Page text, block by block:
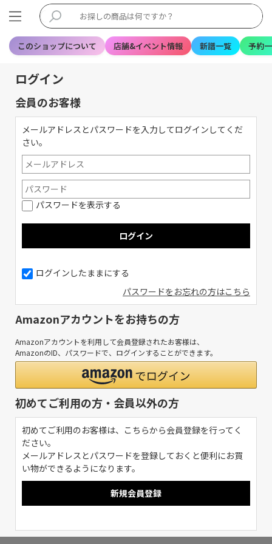
このショップについて 店舗&イベント情報 新譜一覧 予約
ログイン
会員のお客様
メールアドレスとパスワードを入力してログインしてくだ
さい。
パスワードを表示する
ログインしたままにする
パスワードをお忘れの方はこちら
Amazonアカウントをお持ちの方
Amazonアカウントを利用して会員登録されたお客様は、
AmazonのID、パスワードで、ログインすることができます。
初めてご利用の方・会員以外の方
初めてご利用のお客様は、こちらから会員登録を行ってく
ださい。
メールアドレスとパスワードを登録しておくと便利にお買
い物ができるようになります。